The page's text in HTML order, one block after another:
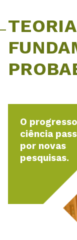
O
ciência
por novas
pesquisas.